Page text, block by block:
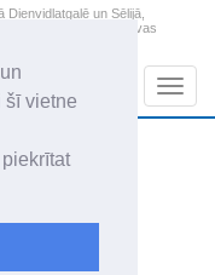
šī vietne
Dienvidlatgalē un Sēlijā,
Augšdaugavas
+22.6